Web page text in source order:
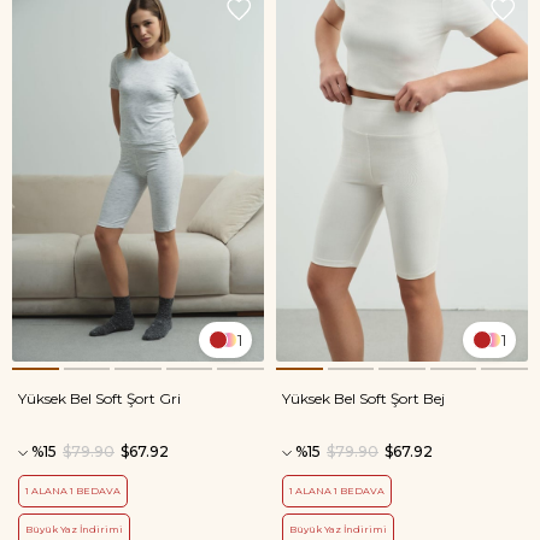
1
Yüksek Bel Soft Şort Gri
%15 $67.92
$79.90
1 ALANA 1 BEDAVA
Büyük Yaz İndirimi
1
Yüksek Bel Soft Şort Bej
%15 $67.92
$79.90
1 ALANA 1 BEDAVA
Büyük Yaz İndirimi